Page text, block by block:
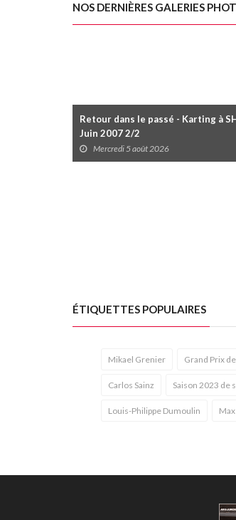
NOS DERNIÈRES GALERIES
Retour dans le passé - Karting à
Juin 2007 2/2
Mercredi 5 août 2026
ÉTIQUETTES POPULAIRES
Mikael Grenier Grand Prix
Carlos Sainz Saison 2023 de
Louis-Philippe Dumoulin